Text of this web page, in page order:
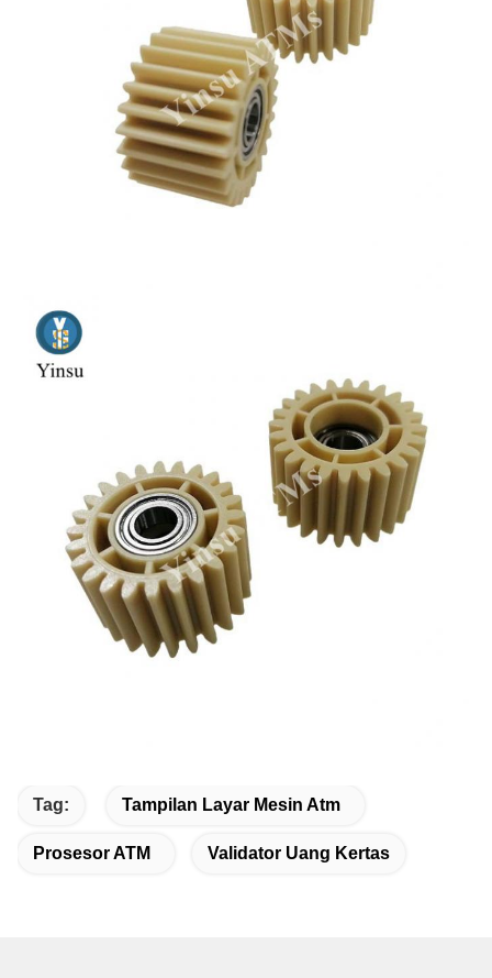
Tag: Tampilan Layar Mesin Atm
Prosesor ATM Validator Uang Kertas